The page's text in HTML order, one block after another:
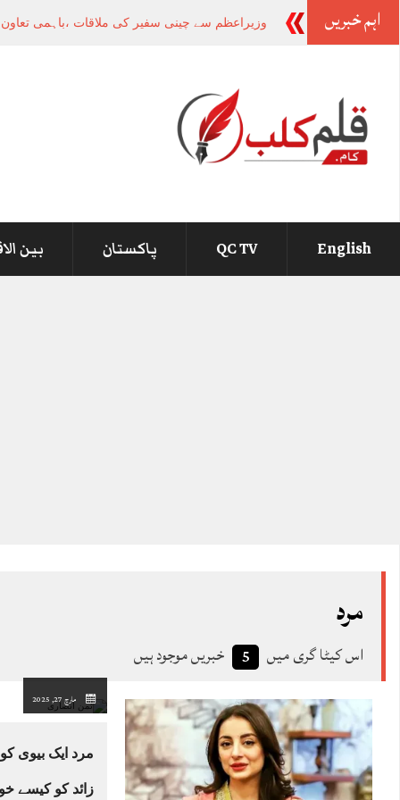
اہم خبریں
English
QC TV پاکستان بین
مرد
اس کیٹا گری میں 5 خبریں موجود ہیں
مارچ 27, 2025
مرد ایک بیوی
زائد کو کیسے